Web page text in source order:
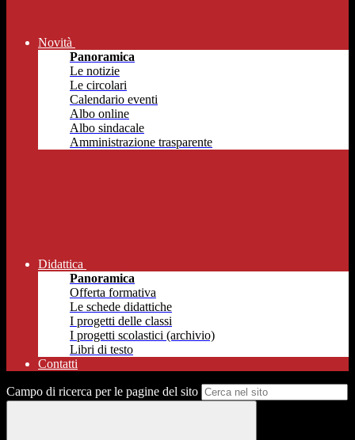
Novità
Panoramica
Le notizie
Le circolari
Calendario eventi
Albo online
Albo sindacale
Amministrazione trasparente
Didattica
Panoramica
Offerta formativa
Le schede didattiche
I progetti delle classi
I progetti scolastici (archivio)
Libri di testo
Contatti
Campo di ricerca per le pagine del sito